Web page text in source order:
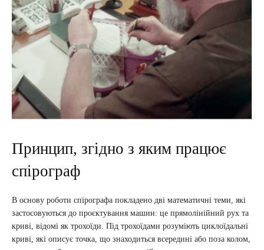
Принцип, згідно з яким працює
спірограф
В основу роботи спірографа покладено дві математичні теми, які
застосовуються до проєктування машин: це прямолінійний рух та
криві, відомі як трохоїди. Під трохоїдами розуміють циклоїдальні
криві, які описує точка, що знаходиться всередині або поза колом,